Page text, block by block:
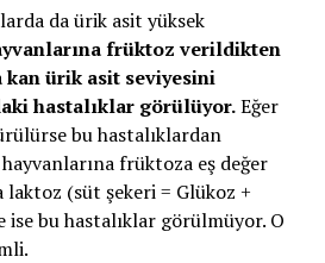
da ürik asit yüksek
früktoz verildikten
ürik asit seviyesini
hastalıklar görülüyor.Eğer
bu hastalıklardan
früktoza eş değer
(süt şekeri = Glükoz +
bu hastalıklar görülmüyor. O